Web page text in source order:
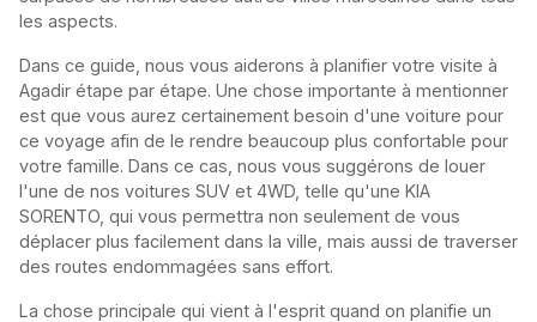
les aspects.
Dans ce guide, nous vous aiderons à planifier votre visite à
Agadir étape par étape. Une chose importante à mentionner
est que vous aurez certainement besoin d'une voiture pour
ce voyage afin de le rendre beaucoup plus confortable pour
votre famille. Dans ce cas, nous vous suggérons de louer
l'une de nos voitures SUV et 4WD, telle qu'une KIA
SORENTO, qui vous permettra non seulement de vous
déplacer plus facilement dans la ville, mais aussi de traverser
des routes endommagées sans effort.
La chose principale qui vient à l'esprit quand on planifie un